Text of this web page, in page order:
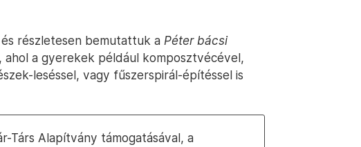
részletesen bemutattuk a Péter bácsi
ahol a gyerekek például komposztvécével,
leséssel, vagy fűszerspirál-építéssel is
Társ Alapítvány támogatásával, a